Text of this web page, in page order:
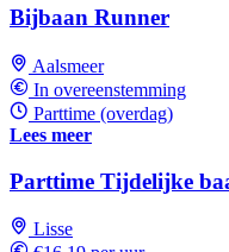
Bijbaan Runner
Aalsmeer
In overeenstemming
Parttime (overdag)
Lees meer
Parttime Tijdelijke
Lisse